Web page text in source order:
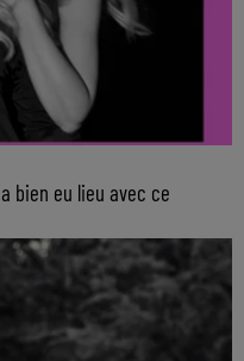
bien eu lieu avec ce